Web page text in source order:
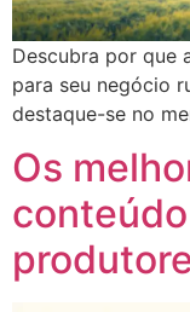
Descubra por que
para seu negócio
destaque-se no
Os